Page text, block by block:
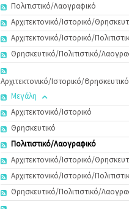
Πολιτιστικό/Λαογραφικό
Αρχιτεκτονικό/Ιστορικό/
Αρχιτεκτονικό/Ιστορικό/
Θρησκευτικό/Πολιτιστικό/
Αρχιτεκτονικό/Ιστορικό/
Μεγάλη
Αρχιτεκτονικό/Ιστορικό
Θρησκευτικό
Πολιτιστικό/Λαογραφικό
Αρχιτεκτονικό/Ιστορικό/
Αρχιτεκτονικό/Ιστορικό/
Θρησκευτικό/Πολιτιστικό/